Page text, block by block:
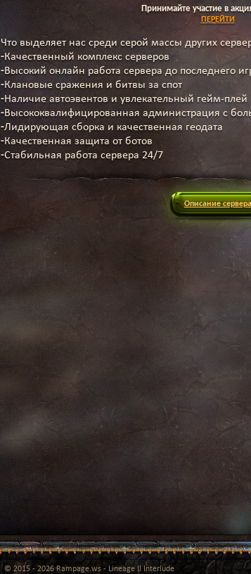
Принимайте участие в
ПЕРЕЙТИ
Что выделяет нас среди серой массы других
-Качественный комплекс серверов
-Высокий онлайн работа сервера до последнего
-Клановые сражения и битвы за спот
-Наличие автоэвентов и увлекательный гейм-плей
-Высококвалифицированная администрация с
-Лидирующая сборка и качественная геодата
-Качественная защита от ботов
-Стабильная работа сервера 24/7
Описание сервера
© 2015 - 2026 Rampage.ws - Lineage II Interlude